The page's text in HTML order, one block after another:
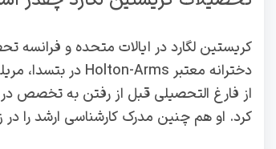
کرد. او هم چنین مدرک کارشناسی ارشد را در